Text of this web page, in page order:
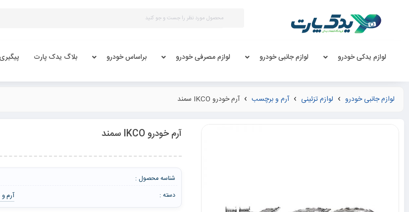
لوازم یدکی خودرو لوازم جانبی خودرو لوازم مصرفی خودرو براساس خودرو بلاگ یدک پارت
لوازم جانبی خودرو لوازم تزئینی آرم و برچسب آرم خودرو IKCO سمند
آرم خودرو IKCO سمند
شناسه محصول :
دسته :
آرم